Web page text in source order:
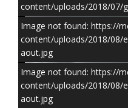
content/uploads/2018/07/
Image not found: https://
content/uploads/2018/08/
aout.jpg
Image not found: https://
content/uploads/2018/08/
aout.jpg